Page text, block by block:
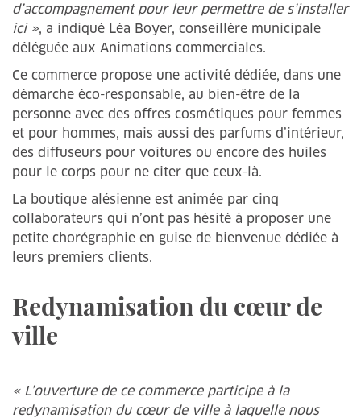
d’accompagnement pour leur permettre de s’installer
ici », a indiqué Léa Boyer, conseillère municipale
déléguée aux Animations commerciales.
Ce commerce propose une activité dédiée, dans une
démarche éco-responsable, au bien-être de la
personne avec des offres cosmétiques pour femmes
et pour hommes, mais aussi des parfums d’intérieur,
des diffuseurs pour voitures ou encore des huiles
pour le corps pour ne citer que ceux-là.
La boutique alésienne est animée par cinq
collaborateurs qui n’ont pas hésité à proposer une
petite chorégraphie en guise de bienvenue dédiée à
leurs premiers clients.
Redynamisation du cœur de
ville
« L’ouverture de ce commerce participe à la
redynamisation du cœur de ville à laquelle nous